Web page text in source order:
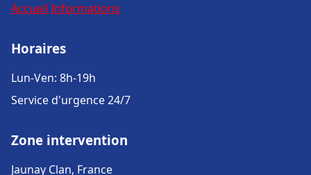
Accueil Informations
Horaires
Lun-Ven: 8h-19h
Service d'urgence 24/7
Zone intervention
Jaunay Clan, France